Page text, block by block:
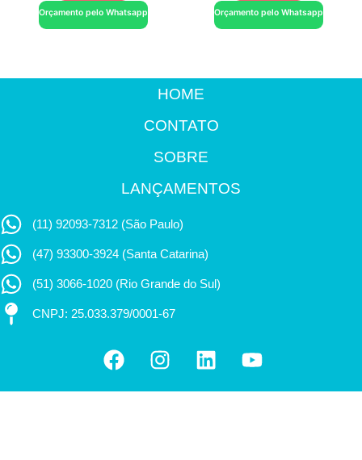
Orçamento pelo Whatsapp Orçamento pelo Whatsapp
HOME
CONTATO
SOBRE
LANÇAMENTOS
(11) 92093-7312 (São Paulo)
(47) 93300-3924 (Santa Catarina)
(51) 3066-1020 (Rio Grande do Sul)
CNPJ: 25.033.379/0001-67